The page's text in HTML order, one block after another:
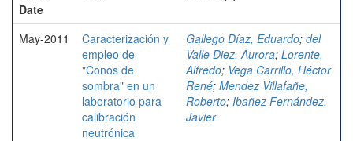
Date
May-2011
Caracterización y
empleo de
"Conos de
sombra" en un
laboratorio para
calibración
neutrónica
Gallego Díaz, Eduardo; del
Valle Diez, Aurora; Lorente,
Alfredo; Vega Carrillo, Héctor
René; Mendez Villafañe,
Roberto; Ibañez Fernández,
Javier